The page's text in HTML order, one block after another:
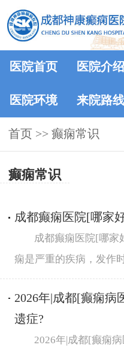
医院首页 医院介绍
医院环境 来院路线
首页 >> 癫痫常识
癫痫常识
成都癫痫医院[哪家
成都癫痫医院[哪家
痫是严重的疾病，发作
2026年|成都[癫痫病
遗症?
2026年|成都[癫痫